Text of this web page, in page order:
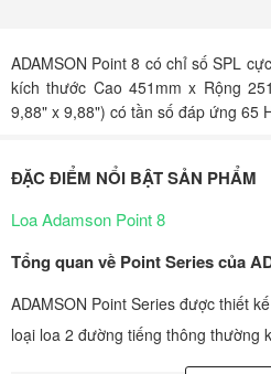
ADAMSON Point 8 có chỉ số SPL
kích thước Cao 451mm x Rộng
9,88" x 9,88") có tần số đáp ứng 65
ĐẶC ĐIỂM NỔI BẬT SẢN PHẨM
Loa Adamson Point 8
Tổng quan về Point Series của
ADAMSON Point Series được thiết
loại loa 2 đường tiếng thông thường
hợp các thiết kế bass loa hình nón